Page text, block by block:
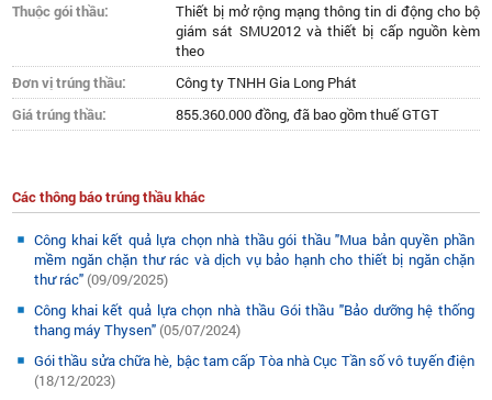
Thuộc gói thầu:
Thiết bị mở rộng mạng thông tin di động cho bộ
giám sát SMU2012 và thiết bị cấp nguồn kèm
theo
Đơn vị trúng thầu:
Công ty TNHH Gia Long Phát
Giá trúng thầu:
855.360.000 đồng, đã bao gồm thuế GTGT
Các thông báo trúng thầu khác
Công khai kết quả lựa chọn nhà thầu gói thầu "Mua bản quyền phần
mềm ngăn chặn thư rác và dịch vụ bảo hạnh cho thiết bị ngăn chặn
thư rác" (09/09/2025)
Công khai kết quả lựa chọn nhà thầu Gói thầu "Bảo dưỡng hệ thống
thang máy Thysen" (05/07/2024)
Gói thầu sửa chữa hè, bậc tam cấp Tòa nhà Cục Tần số vô tuyến điện
(18/12/2023)